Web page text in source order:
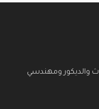
والديكور ومهندسي